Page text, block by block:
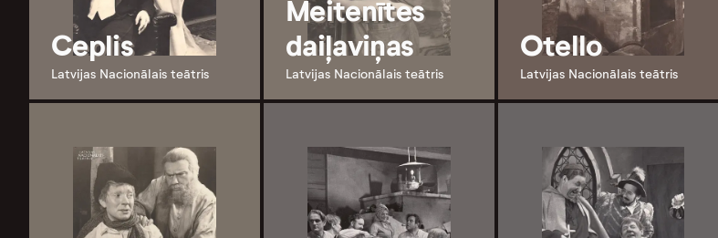
Ceplis
Latvijas Nacionālais teātris
Meitenītes
daiļaviņas
Latvijas Nacionālais teātris
Otello
Latvijas Nacionālais teātris